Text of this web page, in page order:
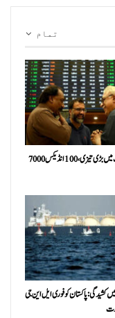
تمام
سٹاک مارکیٹ میں بڑی تیزی، 100 انڈیکس 7000
کشیدگی: پاکستان کو فوری ایل این جی